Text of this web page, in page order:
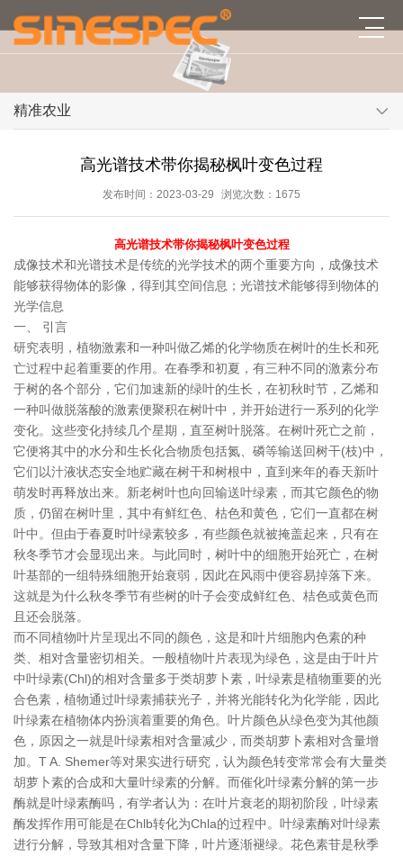
精准农业
高光谱技术带你揭秘枫叶变色过程
发布时间：2023-03-29 浏览次数：1675
高光谱技术带你揭秘枫叶变色过程
成像技术和光谱技术是传统的光学技术的两个重要方向，成像技术
能够获得物体的影像，得到其空间信息；光谱技术能够得到物体的
光学信息
一、 引言
研究表明，植物激素和一种叫做乙烯的化学物质在树叶的生长和死
亡过程中起着重要的作用。在春季和初夏，有三种不同的激素分布
于树的各个部分，它们加速新的绿叶的生长，在初秋时节，乙烯和
一种叫做脱落酸的激素便聚积在树叶中，并开始进行一系列的化学
变化。这些变化持续几个星期，直至树叶脱落。在树叶死亡之前，
它便将其中的水分和生长化合物质包括氮、磷等输送回树干(枝)中，
它们以汁液状态安全地贮藏在树干和树根中，直到来年的春天新叶
萌发时再释放出来。新老树叶也向回输送叶绿素，而其它颜色的物
质，仍留在树叶里，其中有鲜红色、枯色和黄色，它们一直都在树
叶中。但由于春夏时叶绿素较多，有些颜色就被掩盖起来，只有在
秋冬季节才会显现出来。与此同时，树叶中的细胞开始死亡，在树
叶基部的一组特殊细胞开始衰弱，因此在风雨中便容易掉落下来。
这就是为什么秋冬季节有些树的叶子会变成鲜红色、桔色或黄色而
且还会脱落。
而不同植物叶片呈现出不同的颜色，这是和叶片细胞内色素的种
类、相对含量密切相关。一般植物叶片表现为绿色，这是由于叶片
中叶绿素(Chl)的相对含量多于类胡萝卜素，叶绿素是植物重要的光
合色素，植物通过叶绿素捕获光子，并将光能转化为化学能，因此
叶绿素在植物体内扮演着重要的角色。叶片颜色从绿色变为其他颜
色，原因之一就是叶绿素相对含量减少，而类胡萝卜素相对含量增
加。T A. Shemer等对果实进行研究，认为颜色转变常常会有大量类
胡萝卜素的合成和大量叶绿素的分解。而催化叶绿素分解的第一步
酶就是叶绿素酶吗，有学者认为：在叶片衰老的期初阶段，叶绿素
酶发挥作用可能是在Chlb转化为Chla的过程中。叶绿素酶对叶绿素
进行分解，导致其相对含量下降，叶片逐渐褪绿。花色素苷是秋季